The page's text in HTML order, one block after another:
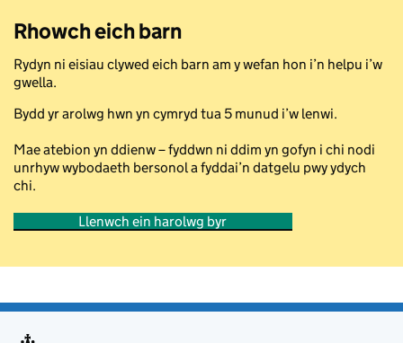
Rhowch eich barn
Rydyn ni eisiau clywed eich barn am y wefan hon i’n helpu i’w
gwella.
Bydd yr arolwg hwn yn cymryd tua 5 munud i’w lenwi.
Mae atebion yn ddienw – fyddwn ni ddim yn gofyn i chi nodi
unrhyw wybodaeth bersonol a fyddai’n datgelu pwy ydych
chi.
Llenwch ein harolwg byr